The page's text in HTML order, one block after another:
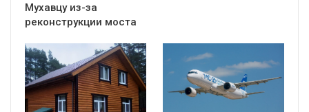
Мухавцу из-за
реконструкции моста